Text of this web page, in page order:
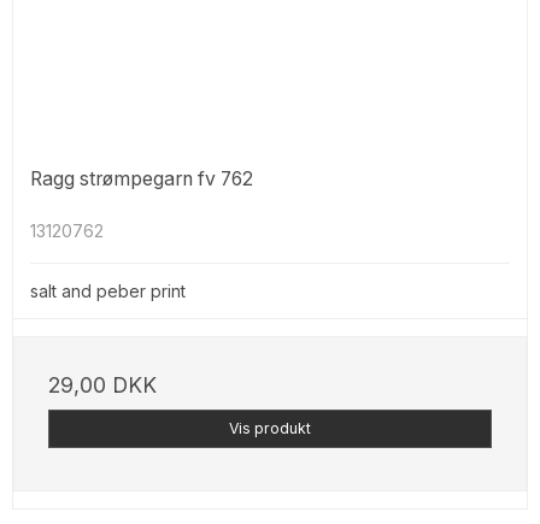
Ragg strømpegarn fv 762
13120762
salt and peber print
29,00 DKK
Vis produkt